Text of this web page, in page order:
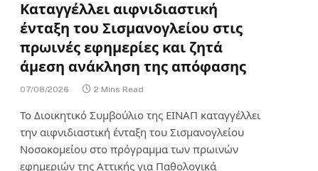
Καταγγέλλει αιφνιδιαστική
ένταξη του Σισμανογλείου στις
πρωινές εφημερίες και ζητά
άμεση ανάκληση της απόφασης
07/08/2026 2 Mins Read
Το Διοικητικό Συμβούλιο της ΕΙΝΑΠ καταγγέλλει
την αιφνιδιαστική ένταξη του Σισμανογλείου
Νοσοκομείου στο πρόγραμμα των πρωινών
εφημεριών της Αττικής για Παθολογικά